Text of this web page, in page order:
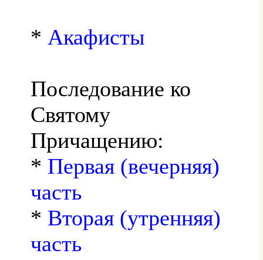
* Акафисты
Последование ко
Святому
Причащению:
* Первая (вечерняя)
часть
* Вторая (утренняя)
часть